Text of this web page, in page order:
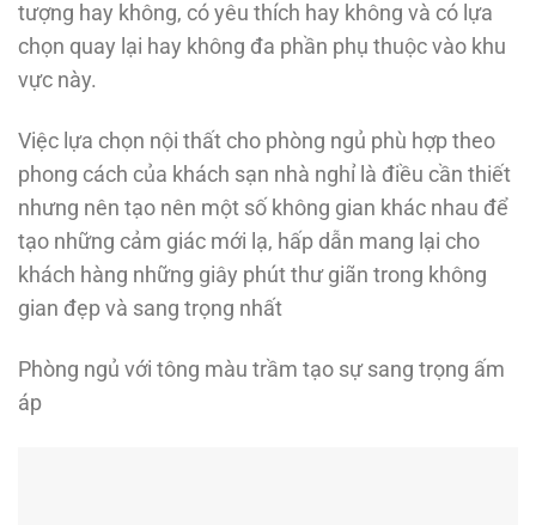
tượng hay không, có yêu thích hay không và có lựa
chọn quay lại hay không đa phần phụ thuộc vào khu
vực này.
Việc lựa chọn nội thất cho phòng ngủ phù hợp theo
phong cách của khách sạn nhà nghỉ là điều cần thiết
nhưng nên tạo nên một số không gian khác nhau để
tạo những cảm giác mới lạ, hấp dẫn mang lại cho
khách hàng những giây phút thư giãn trong không
gian đẹp và sang trọng nhất
Phòng ngủ với tông màu trầm tạo sự sang trọng ấm
áp